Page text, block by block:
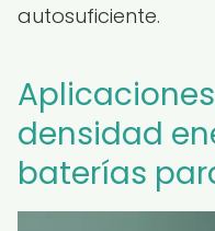
autosuficiente.
densidad
baterías